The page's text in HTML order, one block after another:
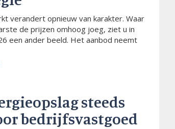
verandert opnieuw van karakter. Waar
de prijzen omhoog joeg, ziet u in
een ander beeld. Het aanbod neemt
steeds
bedrijfsvastgoed